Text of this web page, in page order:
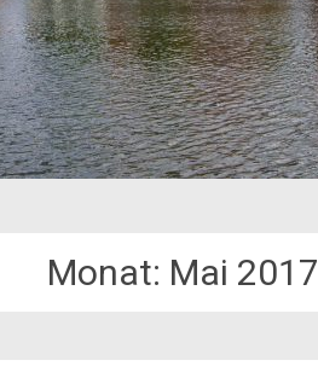
Monat: Mai 2017